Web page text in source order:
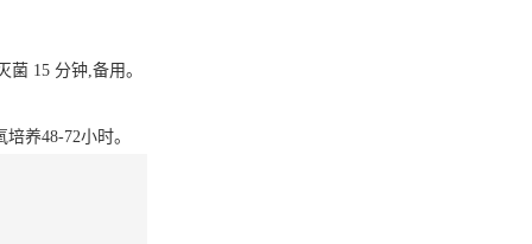
15 分钟,备用。
养48-72小时。